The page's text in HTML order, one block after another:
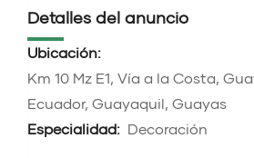
Detalles del anuncio
Ubicación:
Km 10 Mz E1, Vía a la Costa,
Ecuador, Guayaquil, Guayas
Especialidad: Decoración